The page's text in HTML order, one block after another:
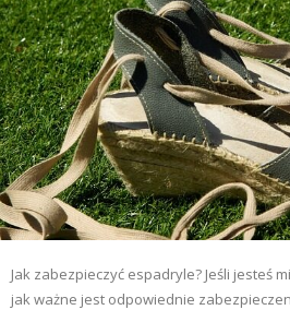
Jak zabezpieczyć espadryle? Jeśli jesteś
jak ważne jest odpowiednie